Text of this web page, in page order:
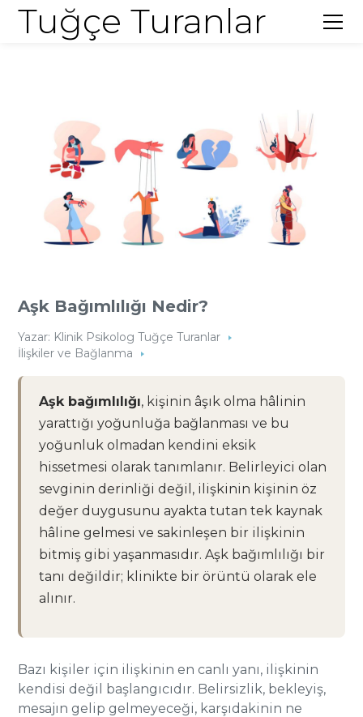
Tuğçe Turanlar
Aşk Bağımlılığı Nedir?
Yazar: Klinik Psikolog Tuğçe Turanlar
İlişkiler ve Bağlanma
Aşk bağımlılığı, kişinin âşık olma hâlinin
yarattığı yoğunluğa bağlanması ve bu
yoğunluk olmadan kendini eksik
hissetmesi olarak tanımlanır. Belirleyici olan
sevginin derinliği değil, ilişkinin kişinin öz
değer duygusunu ayakta tutan tek kaynak
hâline gelmesi ve sakinleşen bir ilişkinin
bitmiş gibi yaşanmasıdır. Aşk bağımlılığı bir
tanı değildir; klinikte bir örüntü olarak ele
alınır.
Bazı kişiler için ilişkinin en canlı yanı, ilişkinin
kendisi değil başlangıcıdır. Belirsizlik, bekleyiş,
mesajın gelip gelmeyeceği, karşıdakinin ne